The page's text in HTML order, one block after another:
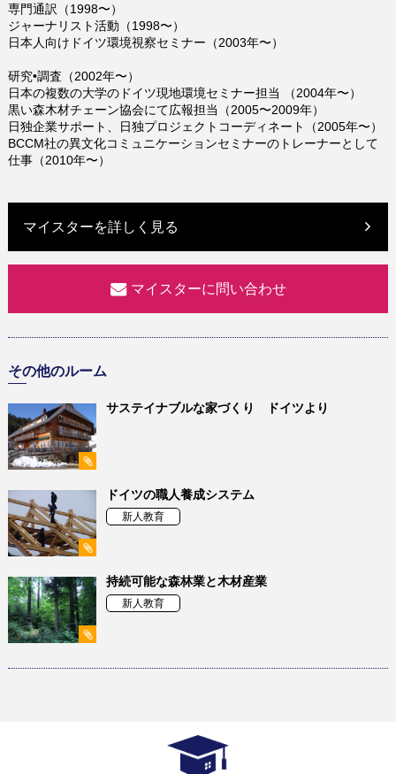
専門通訳（1998〜）
ジャーナリスト活動（1998〜）
日本人向けドイツ環境視察セミナー（2003年〜）
研究•調査（2002年〜）
日本の複数の大学のドイツ現地環境セミナー担当 （2004年〜）
黒い森木材チェーン協会にて広報担当（2005〜2009年）
日独企業サポート、日独プロジェクトコーディネート（2005年〜）
BCCM社の異文化コミュニケーションセミナーのトレーナーとして
仕事（2010年〜）
マイスターを詳しく見る
マイスターに問い合わせ
その他のルーム
サステイナブルな家づくり ドイツより
ドイツの職人養成システム
新人教育
持続可能な森林業と木材産業
新人教育